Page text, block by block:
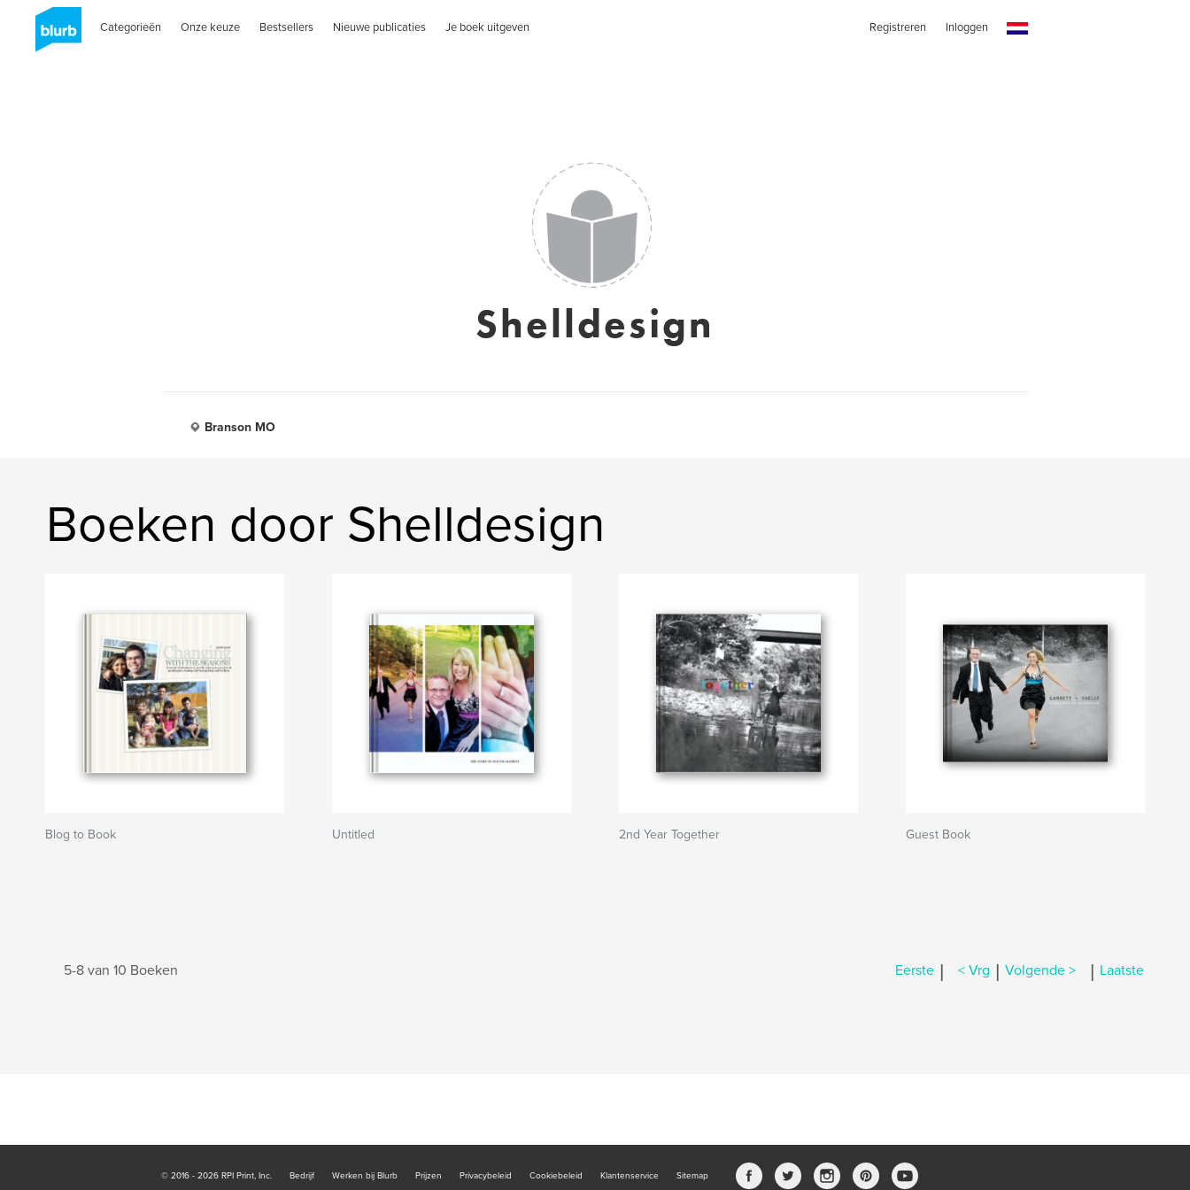
Categorieën Onze keuze Bestsellers Nieuwe publicaties Je boek uitgeven Registreren Inloggen
Shelldesign
Branson MO
Boeken door Shelldesign
Blog to Book Untitled 2nd Year Together Guest Book
5-8 van 10 Boeken Eerste | < Vrg | Volgende > | Laatste
© 2016 - 2026 RPI Print, Inc. Bedrijf Werken bij Blurb Prijzen Privacybeleid Cookiebeleid Klantenservice Sitemap